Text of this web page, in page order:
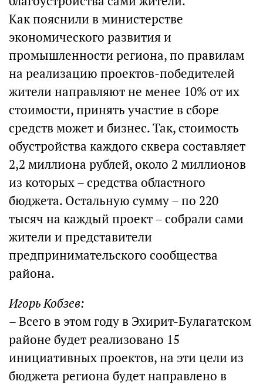
Как пояснили в министерстве
экономического развития и
промышленности региона, по правилам
на реализацию проектов-победителей
жители направляют не менее 10% от их
стоимости, принять участие в сборе
средств может и бизнес. Так, стоимость
обустройства каждого сквера составляет
2,2 миллиона рублей, около 2 миллионов
из которых – средства областного
бюджета. Остальную сумму – по 220
тысяч на каждый проект – собрали сами
жители и представители
предпринимательского сообщества
района.
Игорь Кобзев:
– Всего в этом году в Эхирит-Булагатском
районе будет реализовано 15
инициативных проектов, на эти цели из
бюджета региона будет направлено в